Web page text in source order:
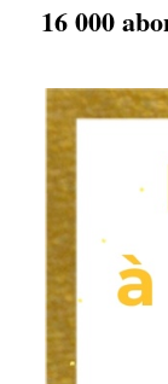
16 000